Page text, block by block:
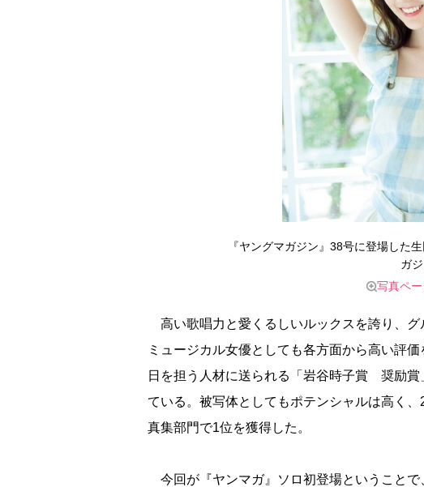
『ヤングマガジン』38号に登場した
ガ
写真ペ
高い歌唱力と愛くるしいルックスを誇り、グ
ミュージカル女優としても各方面から高い評
日を担う人材に送られる「岩谷時子賞 奨励
ている。被写体としてもポテンシャルは高く
真集部門で1位を獲得した。
今回が『ヤンマガ』ソロ初登場ということ